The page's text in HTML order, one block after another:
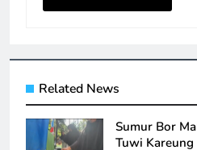
Related News
Sumur Bor
Tuwi